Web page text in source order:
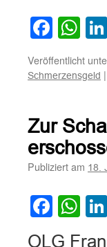
Veröffentlicht
Schmerzensgeld |
Zur
Publiziert am 18.
OLG